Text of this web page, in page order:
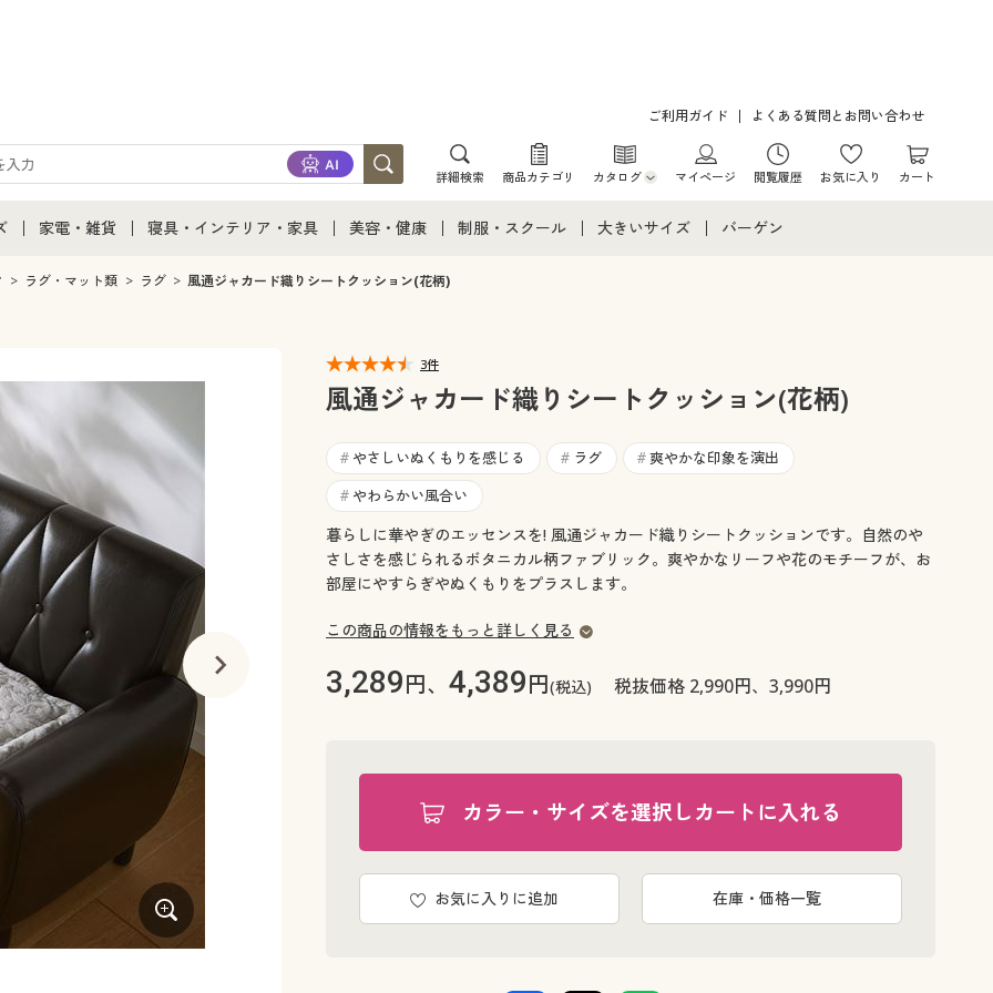
ご利用ガイド よくある質問とお問い合わせ
詳細検索 商品カテゴリ カタログ
カタログ・チラシからのご注文
マイページ 閲覧履歴 お気に入り カート
通販すべて
下着
家電・雑貨
家電・雑貨すべて
キッチン・雑貨・日用品
寝具・インテリア・家具
寝具・インテリア・家具通販すべて
寝具・ベッド
カーテン・ラグ・ファブリック
美容・健康
美容・健康通販すべて
制服・スクール
ジュニア・ティーンズ下着
大きいサイズ
大きいサイズ レディース下着
大きいサイズ メンズ
バーゲン
ラグ・マット類 ラグ 風通ジャカード織りシートクッション(花柄)
3件
風通ジャカード織りシートクッション(花柄)
# やさしいぬくもりを感じる # ラグ # 爽やかな印象を演出
# やわらかい風合い
暮らしに華やぎのエッセンスを! 風通ジャカード織りシートクッションです。自然のや
さしさを感じられるボタニカル柄ファブリック。爽やかなリーフや花のモチーフが、お
部屋にやすらぎやぬくもりをプラスします。
この商品の情報をもっと詳しく見る
3,289円、 4,389円(税込) 税抜価格 2,990円、3,990円
カラー・サイズを選択しカートに入れる
お気に入りに追加 在庫・価格一覧